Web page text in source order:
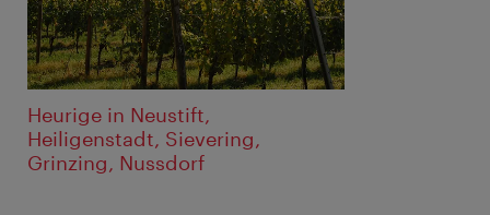
Heurige in Neustift,
Heiligenstadt, Sievering,
Grinzing, Nussdorf